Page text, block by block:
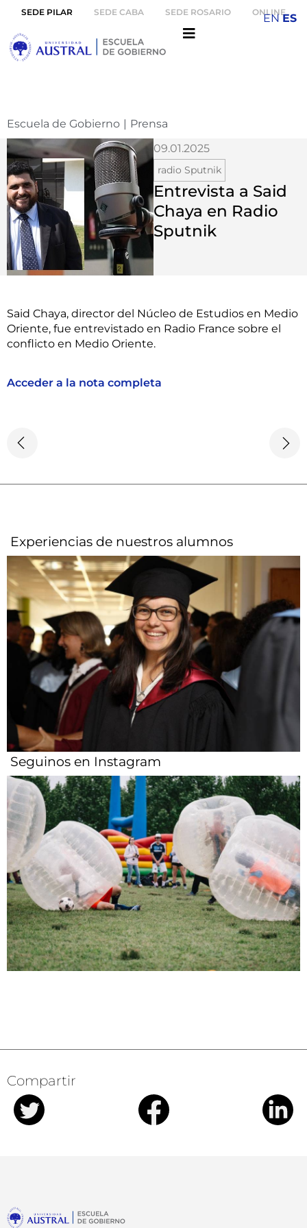
SEDE PILAR SEDE CABA SEDE ROSARIO ONLINE
Escuela de Gobierno | Prensa
09.01.2025
radio Sputnik
Entrevista a Said
Chaya en Radio
Sputnik
Said Chaya, director del Núcleo de Estudios en Medio
Oriente, fue entrevistado en Radio France sobre el
conflicto en Medio Oriente.
Acceder a la nota completa
Experiencias de nuestros alumnos​
Seguinos en Instagram
Compartir
EN ES